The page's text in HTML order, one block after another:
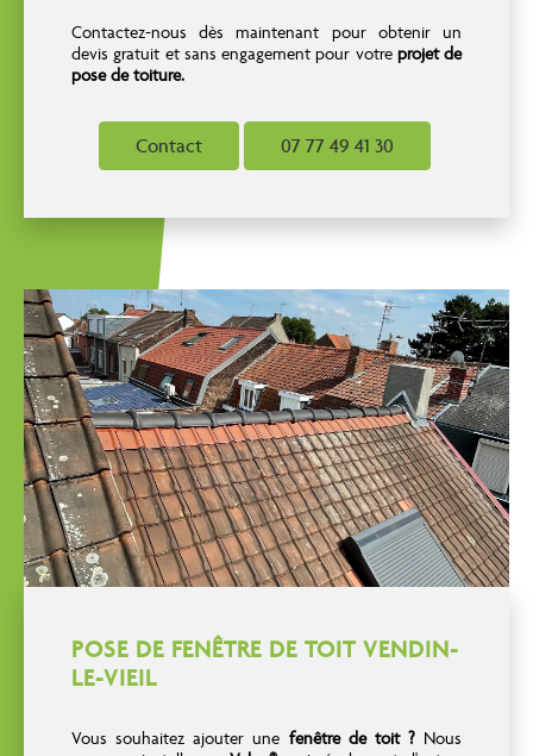
Contactez-nous dès maintenant pour obtenir un
devis gratuit et sans engagement pour votre projet de
pose de toiture.
Contact 07 77 49 41 30
POSE DE FENÊTRE DE TOIT VENDIN-
LE-VIEIL
Vous souhaitez ajouter une fenêtre de toit ?Nous